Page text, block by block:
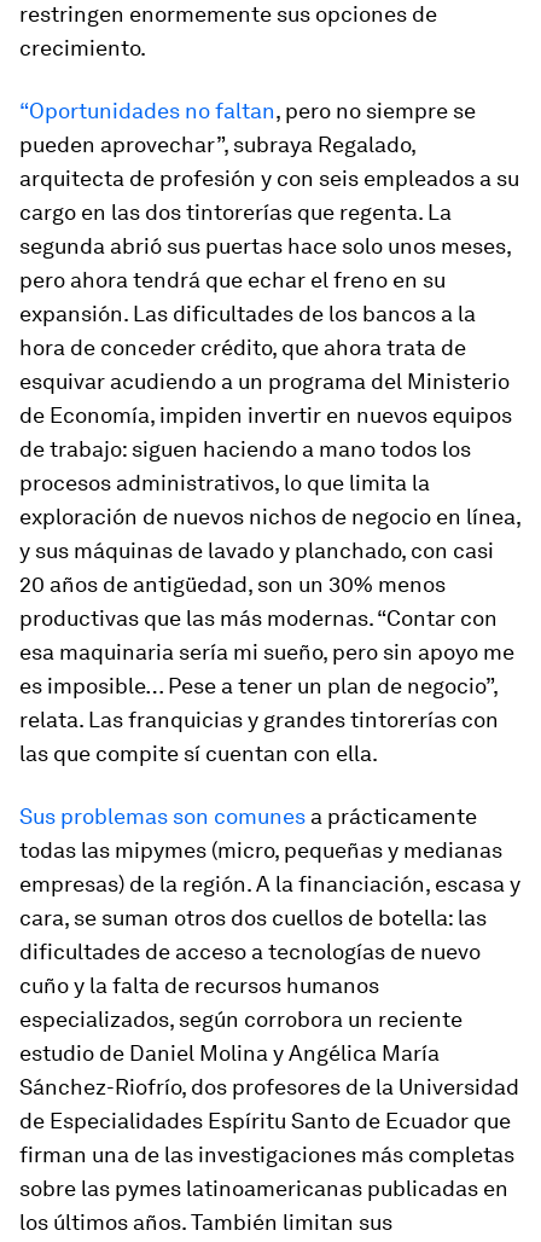
restringen enormemente sus opciones de
crecimiento.
“Oportunidades no faltan, pero no siempre se
pueden aprovechar”, subraya Regalado,
arquitecta de profesión y con seis empleados a su
cargo en las dos tintorerías que regenta. La
segunda abrió sus puertas hace solo unos meses,
pero ahora tendrá que echar el freno en su
expansión. Las dificultades de los bancos a la
hora de conceder crédito, que ahora trata de
esquivar acudiendo a un programa del Ministerio
de Economía, impiden invertir en nuevos equipos
de trabajo: siguen haciendo a mano todos los
procesos administrativos, lo que limita la
exploración de nuevos nichos de negocio en línea,
y sus máquinas de lavado y planchado, con casi
20 años de antigüedad, son un 30% menos
productivas que las más modernas. “Contar con
esa maquinaria sería mi sueño, pero sin apoyo me
es imposible… Pese a tener un plan de negocio”,
relata. Las franquicias y grandes tintorerías con
las que compite sí cuentan con ella.
Sus problemas son comunes a prácticamente
todas las mipymes (micro, pequeñas y medianas
empresas) de la región. A la financiación, escasa y
cara, se suman otros dos cuellos de botella: las
dificultades de acceso a tecnologías de nuevo
cuño y la falta de recursos humanos
especializados, según corrobora un reciente
estudio de Daniel Molina y Angélica María
Sánchez-Riofrío, dos profesores de la Universidad
de Especialidades Espíritu Santo de Ecuador que
firman una de las investigaciones más completas
sobre las pymes latinoamericanas publicadas en
los últimos años. También limitan sus